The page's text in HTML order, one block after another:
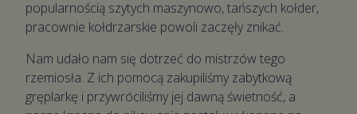
popularnością szytych maszynowo, tańszych kołder,
pracownie kołdrzarskie powoli zaczęły znikać.
Nam udało nam się dotrzeć do mistrzów tego
rzemiosła. Z ich pomocą zakupiliśmy zabytkową
gręplarkę i przywróciliśmy jej dawną świetność, a